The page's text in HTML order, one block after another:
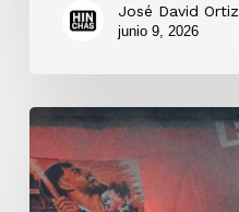
José David Ortiz
junio 9, 2026
Junior
Barranquilla
goleó